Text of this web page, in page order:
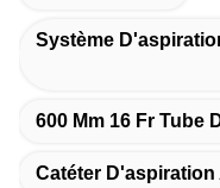
Système
600 Mm 16 Fr Tube
Catéter